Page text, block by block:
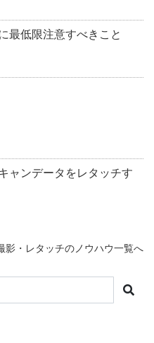
最低限注意すべきこと
ャンデータをレタッチす
影・レタッチのノウハウ一覧へ